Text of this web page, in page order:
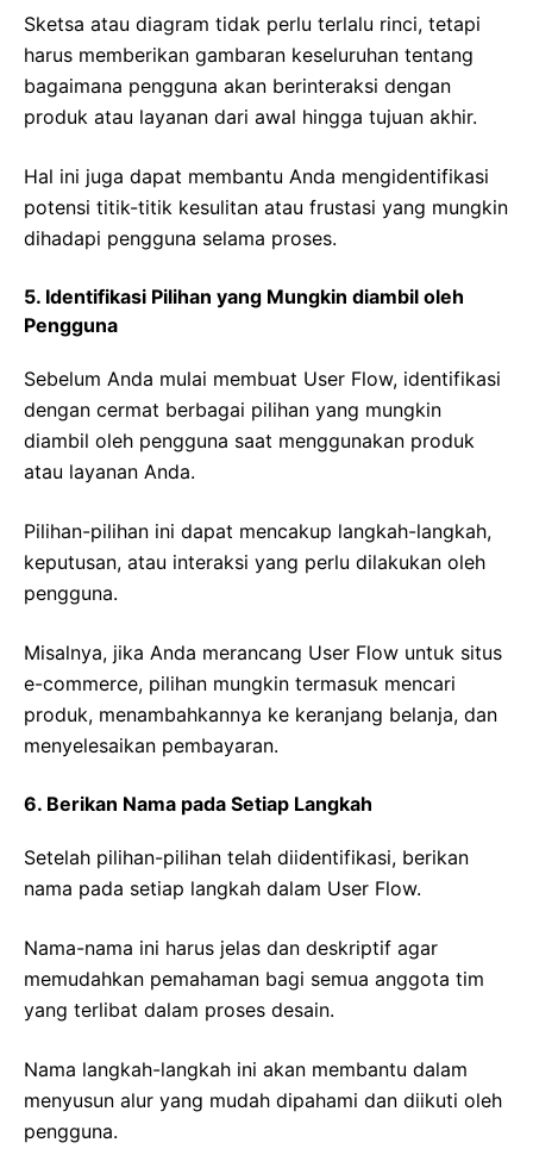
Sketsa atau diagram tidak perlu terlalu rinci, tetapi
harus memberikan gambaran keseluruhan tentang
bagaimana pengguna akan berinteraksi dengan
produk atau layanan dari awal hingga tujuan akhir.
Hal ini juga dapat membantu Anda mengidentifikasi
potensi titik-titik kesulitan atau frustasi yang mungkin
dihadapi pengguna selama proses.
5. Identifikasi Pilihan yang Mungkin diambil oleh
Pengguna
Sebelum Anda mulai membuat User Flow, identifikasi
dengan cermat berbagai pilihan yang mungkin
diambil oleh pengguna saat menggunakan produk
atau layanan Anda.
Pilihan-pilihan ini dapat mencakup langkah-langkah,
keputusan, atau interaksi yang perlu dilakukan oleh
pengguna.
Misalnya, jika Anda merancang User Flow untuk situs
e-commerce, pilihan mungkin termasuk mencari
produk, menambahkannya ke keranjang belanja, dan
menyelesaikan pembayaran.
6. Berikan Nama pada Setiap Langkah
Setelah pilihan-pilihan telah diidentifikasi, berikan
nama pada setiap langkah dalam User Flow.
Nama-nama ini harus jelas dan deskriptif agar
memudahkan pemahaman bagi semua anggota tim
yang terlibat dalam proses desain.
Nama langkah-langkah ini akan membantu dalam
menyusun alur yang mudah dipahami dan diikuti oleh
pengguna.